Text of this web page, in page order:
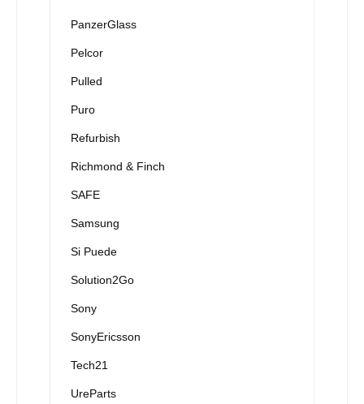
PanzerGlass
Pelcor
Pulled
Puro
Refurbish
Richmond & Finch
SAFE
Samsung
Si Puede
Solution2Go
Sony
SonyEricsson
Tech21
UreParts